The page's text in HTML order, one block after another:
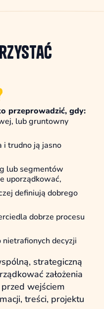
przeprowadzić, gdy:
lub gruntowny
i trudno ją jasno
lub segmentów
uporządkować,
definiują dobrego
dobrze procesu
nietrafionych decyzji
strategiczną
założenia
wejściem
treści, projektu